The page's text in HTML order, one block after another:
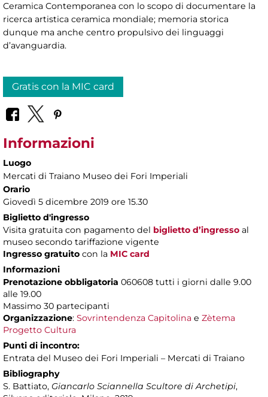
Ceramica Contemporanea con lo scopo di documentare la
ricerca artistica ceramica mondiale; memoria storica
dunque ma anche centro propulsivo dei linguaggi
d’avanguardia.
Gratis con la MIC card
Informazioni
Luogo
Mercati di Traiano Museo dei Fori Imperiali
Orario
Giovedì 5 dicembre 2019 ore 15.30
Biglietto d'ingresso
Visita gratuita con pagamento del biglietto d’ingresso al
museo secondo tariffazione vigente
Ingresso gratuito con la MIC card
Informazioni
Prenotazione obbligatoria 060608 tutti i giorni dalle 9.00
alle 19.00
Massimo 30 partecipanti
Organizzazione: Sovrintendenza Capitolina e Zètema
Progetto Cultura
Punti di incontro:
Entrata del Museo dei Fori Imperiali – Mercati di Traiano
Bibliography
S. Battiato, Giancarlo Sciannella Scultore di Archetipi,